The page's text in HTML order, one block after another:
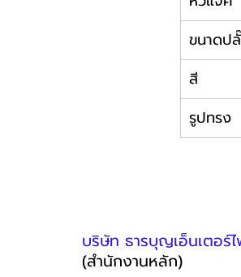
ขนาดป
สี
รูปทรง
บริษัท ธารบุญเอ็นเตอร์
(สำนักงานหลัก)